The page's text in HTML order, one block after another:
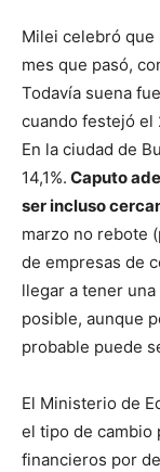
Milei celebró
mes que pasó,
Todavía suena
cuando festejó el
En la ciudad de
14,1%. Caputo
ser incluso
marzo no rebote
de empresas de
llegar a tener
posible, aunque
probable puede
El Ministerio de
el tipo de cambio
financieros por